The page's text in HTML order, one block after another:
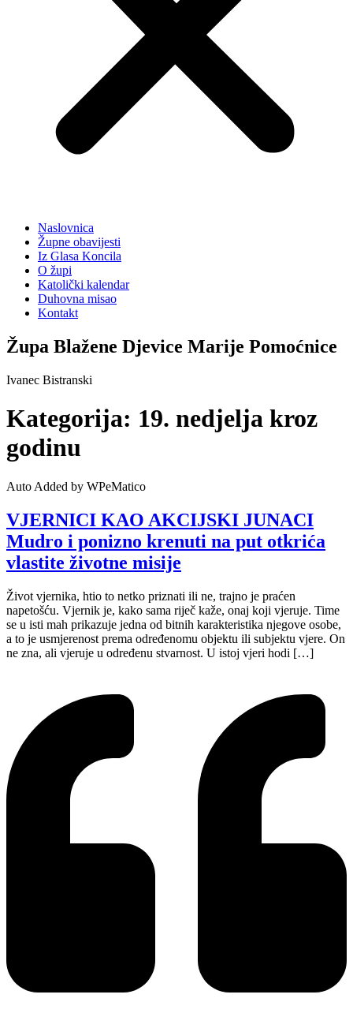
Naslovnica
Župne obavijesti
Iz Glasa Koncila
O župi
Katolički kalendar
Duhovna misao
Kontakt
Župa Blažene Djevice Marije Pomoćnice
Ivanec Bistranski
Kategorija: 19. nedjelja kroz
godinu
Auto Added by WPeMatico
VJERNICI KAO AKCIJSKI JUNACI
Mudro i ponizno krenuti na put otkrića
vlastite životne misije
Život vjernika, htio to netko priznati ili ne, trajno je praćen
napetošću. Vjernik je, kako sama riječ kaže, onaj koji vjeruje. Time
se u isti mah prikazuje jedna od bitnih karakteristika njegove osobe,
a to je usmjerenost prema određenomu objektu ili subjektu vjere. On
ne zna, ali vjeruje u određenu stvarnost. U istoj vjeri hodi […]